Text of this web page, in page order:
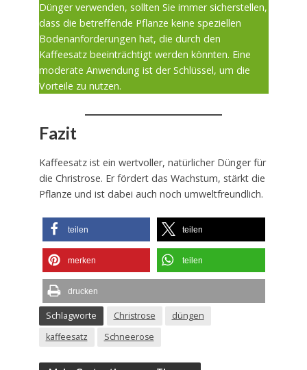
Dünger verwenden, sollten Sie immer sicherstellen,
dass die betreffende Pflanze keine speziellen
Bodenanforderungen hat, die durch den
Kaffeesatz beeinträchtigt werden könnten. Eine
moderate Anwendung ist der Schlüssel, um die
Vorteile zu nutzen.
Fazit
Kaffeesatz ist ein wertvoller, natürlicher Dünger für
die Christrose. Er fördert das Wachstum, stärkt die
Pflanze und ist dabei auch noch umweltfreundlich.
teilen teilen
merken teilen
drucken
Schlagworte Christrose
düngen
kaffeesatz
Schneerose